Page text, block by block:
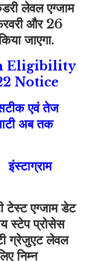
लेवल एग्जाम
और 26
जाएगा.
Eligibility
Notice
एवं तेज
अब तक
इंस्टाग्राम
टेस्ट एग्जाम डेट
स्टेप प्रोसेस
ग्रेजुएट लेवल
निम्न